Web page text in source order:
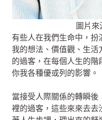
圖片來
有些人在我們生命中，
我的想法、價值觀、生活
的過客，在每個人生的階
你我各種優或列的影響。
當接受人際關係的轉瞬
裡的過客，這些來來去去